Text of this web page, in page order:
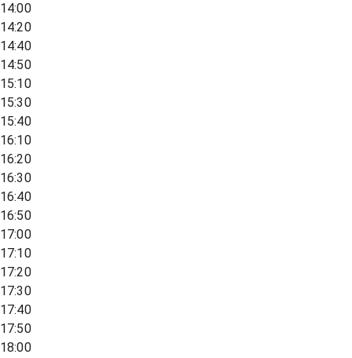
14:00
14:20
14:40
14:50
15:10
15:30
15:40
16:10
16:20
16:30
16:40
16:50
17:00
17:10
17:20
17:30
17:40
17:50
18:00